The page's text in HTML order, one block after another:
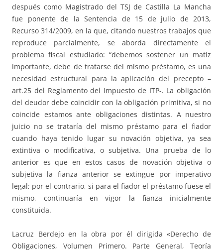
después como Magistrado del TSJ de Castilla La Mancha
fue ponente de la Sentencia de 15 de julio de 2013,
Recurso 314/2009, en la que, citando nuestros trabajos que
reproduce parcialmente, se aborda directamente el
problema fiscal estudiado: “debemos sostener un matiz
importante, debe de tratarse del mismo préstamo, es una
necesidad estructural para la aplicación del precepto –
art.25 del Reglamento del Impuesto de ITP-. La obligación
del deudor debe coincidir con la obligación primitiva, si no
coincide estamos ante obligaciones distintas. A nuestro
juicio no se trataría del mismo préstamo para el fiador
cuando haya tenido lugar su novación objetiva, ya sea
extintiva o modificativa, o subjetiva. Una prueba de lo
anterior es que en estos casos de novación objetiva o
subjetiva la fianza anterior se extingue por imperativo
legal; por el contrario, si para el fiador el préstamo fuese el
mismo, continuaría en vigor la fianza inicialmente
constituida.
Lacruz Berdejo en la obra por él dirigida «Derecho de
Obligaciones, Volumen Primero. Parte General, Teoría